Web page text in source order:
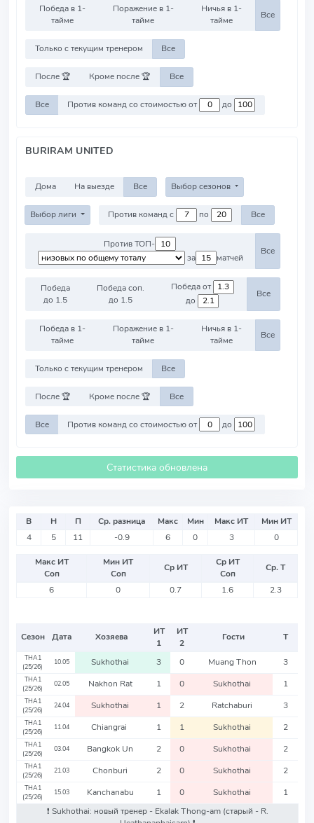
Победа в 1-
тайме
Поражение в 1-
тайме
Ничья в 1-
тайме
Все
Только с текущим тренером Все
После 🏆 Кроме после 🏆 Все
Все Против команд со стоимостью от до
BURIRAM UNITED
Дома На выезде Все Выбор сезонов
Выбор лиги Против команд с по Все
Против ТОП-
за
матчей
Все
Победа
до 1.5
Победа соп.
до 1.5
Победа от
до
Все
Победа в 1-
тайме
Поражение в 1-
тайме
Ничья в 1-
тайме
Все
Только с текущим тренером Все
После 🏆 Кроме после 🏆 Все
Все Против команд со стоимостью от до
Статистика обновлена
В Н П Ср. разница Макс Мин Макс ИТ
Мин ИТ
4
5 11 -0.9 6 0 3 0
Макс ИТ
Соп
Мин ИТ
Соп
Ср ИТ
Ср ИТ
Соп
Ср. Т
6
0 0.7 1.6 2.3
Сезон Дата Хозяева
ИТ
1
ИТ
2
Гости Т
THA1
(25/26)
10.05 Sukhothai 3 0 Muang Thon 3
THA1
(25/26)
02.05 Nakhon Rat 1 0 Sukhothai 1
THA1
(25/26)
24.04 Sukhothai 1 2 Ratchaburi 3
THA1
(25/26)
11.04 Chiangrai 1 1 Sukhothai 2
THA1
(25/26)
03.04 Bangkok Un 2 0 Sukhothai 2
THA1
(25/26)
21.03 Chonburi 2 0 Sukhothai 2
THA1
(25/26)
15.03 Kanchanabu 1 0 Sukhothai
1
❗️ Sukhothai: новый тренер - Ekalak Thong-am (старый - R.